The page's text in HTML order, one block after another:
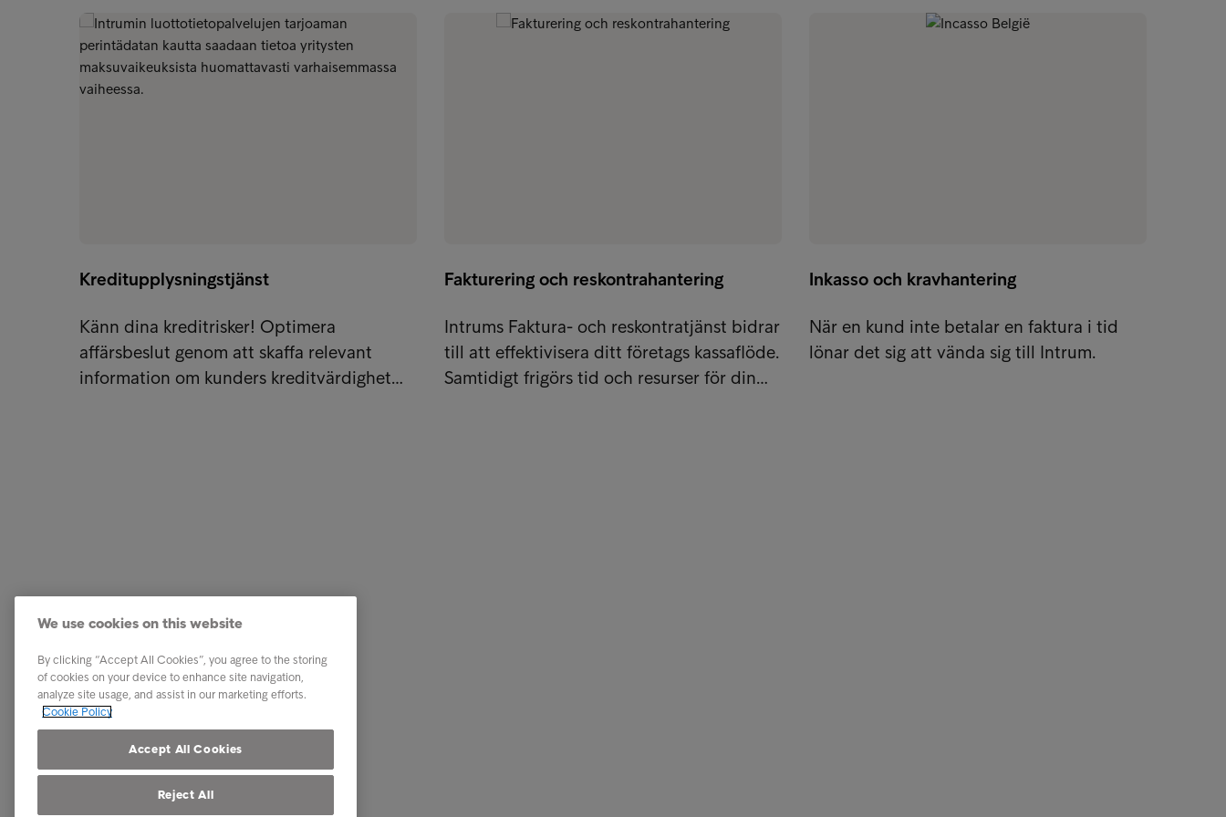
Kreditupplysningstjänst
Känn dina kreditrisker! Optimera
affärsbeslut genom att skaffa relevant
information om kunders kreditvärdighet…
Fakturering och reskontrahantering
Intrums Faktura- och reskontratjänst bidrar
till att effektivisera ditt företags kassaflöde.
Samtidigt frigörs tid och resurser för din…
Inkasso och kravhantering
När en kund inte betalar en faktura i tid
lönar det sig att vända sig till Intrum.
Företagstjänster
Kreditupplysningstjänst
Faktura- och reskontratjänst
Inkasso och kravhantering
Om Intrum
Genvägar
We use cookies on this website
By clicking “Accept All Cookies”, you agree to the storing
of cookies on your device to enhance site navigation,
analyze site usage, and assist in our marketing efforts.
Cookie Policy
Accept All Cookies
Reject All